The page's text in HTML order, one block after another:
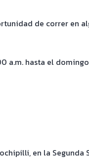
de correr en
a.m. hasta el
en la Segunda